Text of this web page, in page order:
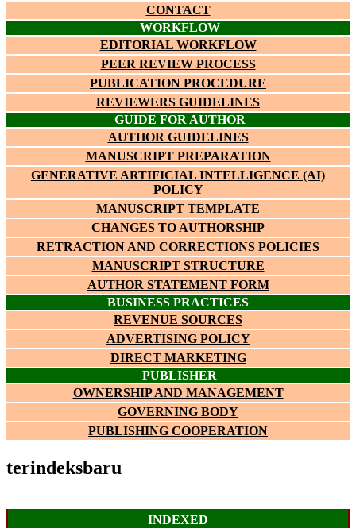
CONTACT
WORKFLOW
EDITORIAL WORKFLOW
PEER REVIEW PROCESS
PUBLICATION PROCEDURE
REVIEWERS GUIDELINES
GUIDE FOR AUTHOR
AUTHOR GUIDELINES
MANUSCRIPT PREPARATION
GENERATIVE ARTIFICIAL INTELLIGENCE (AI)
POLICY
MANUSCRIPT TEMPLATE
CHANGES TO AUTHORSHIP
RETRACTION AND CORRECTIONS POLICIES
MANUSCRIPT STRUCTURE
AUTHOR STATEMENT FORM
BUSINESS PRACTICES
REVENUE SOURCES
ADVERTISING POLICY
DIRECT MARKETING
PUBLISHER
OWNERSHIP AND MANAGEMENT
GOVERNING BODY
PUBLISHING COOPERATION
terindeksbaru
INDEXED